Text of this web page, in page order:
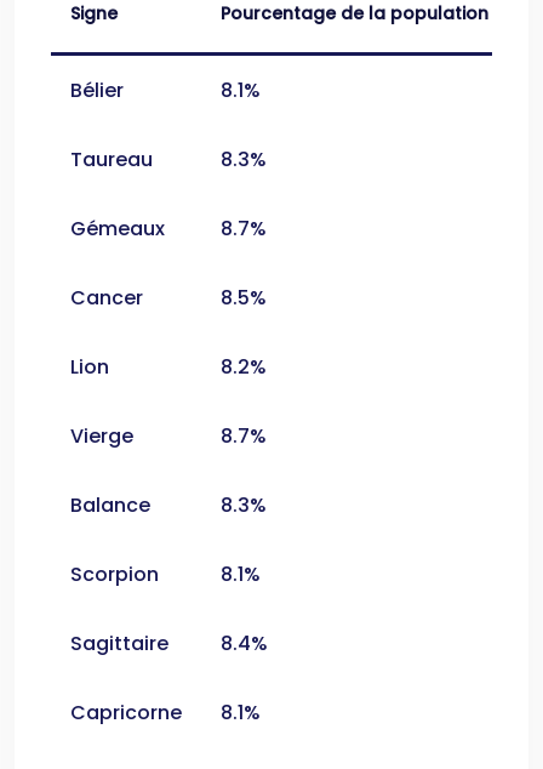
Signe Pourcentage de la population
Bélier 8.1%
Taureau 8.3%
Gémeaux 8.7%
Cancer 8.5%
Lion 8.2%
Vierge 8.7%
Balance 8.3%
Scorpion 8.1%
Sagittaire 8.4%
Capricorne 8.1%